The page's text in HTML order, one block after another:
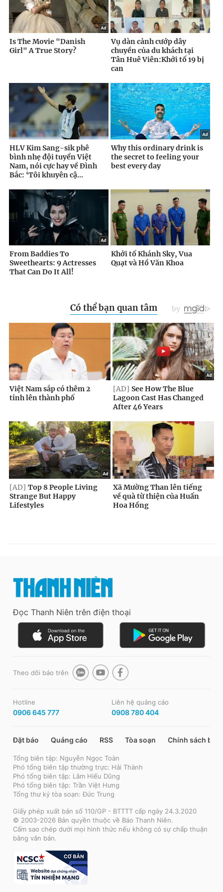
Đọc Thanh Niên trên điện thoại
Theo dõi báo trên
Hotline
0906 645 777
Liên hệ quảng cáo
0908 780 404
Đặt báo Quảng cáo RSS Tòa soạn Chính sách bảo
Tổng biên tập: Nguyễn Ngọc Toàn
Phó tổng biên tập thường trực: Hải Thành
Phó tổng biên tập: Lâm Hiếu Dũng
Phó tổng biên tập: Trần Việt Hưng
Tổng thư ký tòa soạn: Đức Trung
Giấy phép xuất bản số 110/GP - BTTTT cấp ngày 24.3.2020
© 2003-2026 Bản quyền thuộc về Báo Thanh Niên.
Cấm sao chép dưới mọi hình thức nếu không có sự chấp thuận
bằng văn bản.